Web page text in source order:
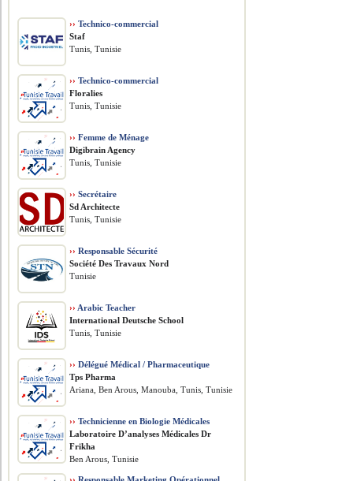
›› Technico-commercial
Staf
Tunis, Tunisie
›› Technico-commercial
Floralies
Tunis, Tunisie
›› Femme de Ménage
Digibrain Agency
Tunis, Tunisie
›› Secrétaire
Sd Architecte
Tunis, Tunisie
›› Responsable Sécurité
Société Des Travaux Nord
Tunisie
›› Arabic Teacher
International Deutsche School
Tunis, Tunisie
›› Délégué Médical / Pharmaceutique
Tps Pharma
Ariana, Ben Arous, Manouba, Tunis, Tunisie
›› Technicienne en Biologie Médicales
Laboratoire D’analyses Médicales Dr
Frikha
Ben Arous, Tunisie